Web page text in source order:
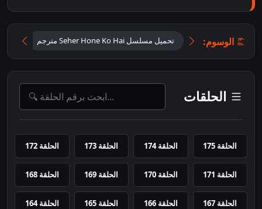
الوسوم: تحميل مسلسل Seher Hone Ko Hai مترجم
الحلقات
الحلقة 175 الحلقة 174 الحلقة 173 الحلقة 172
الحلقة 171 الحلقة 170 الحلقة 169 الحلقة 168
الحلقة 167 الحلقة 166 الحلقة 165 الحلقة 164